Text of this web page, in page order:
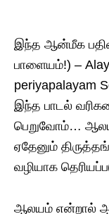
இந்த ஆன்மீக
பாளையம்!) –
periyapalayam
இந்த பாடல்
பெறுவோம்…
ஏதேனும்
வழியாக
ஆலயம் என்றால்